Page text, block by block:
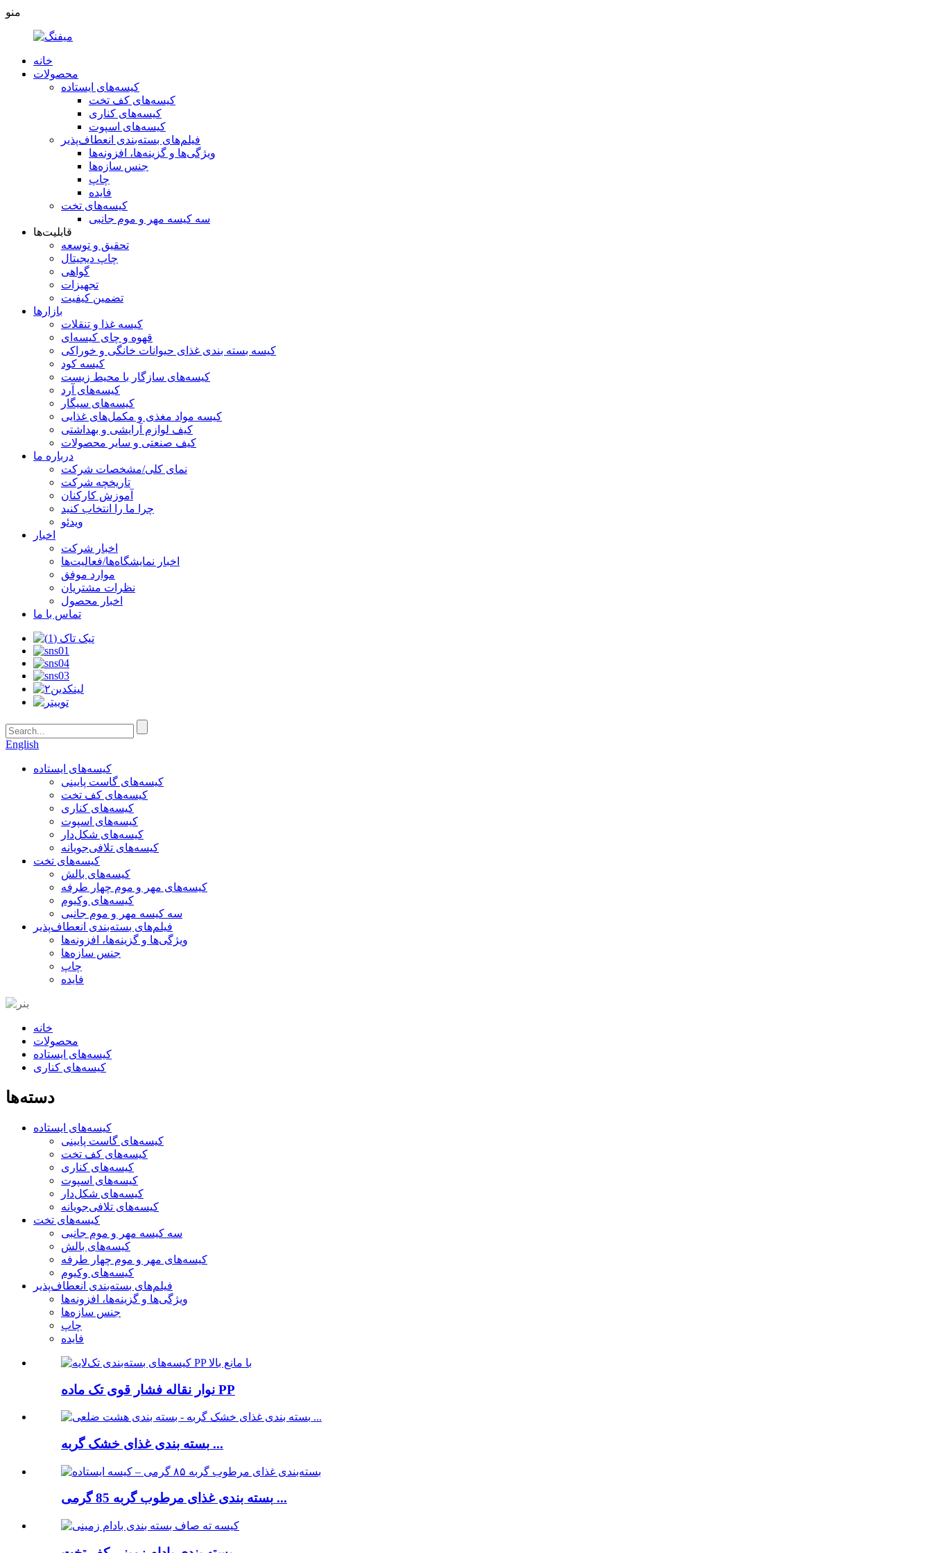
منو
خانه
محصولات
کیسه‌های ایستاده
کیسه‌های کف تخت
کیسه‌های کناری
کیسه‌های اسپوت
فیلم‌های بسته‌بندی انعطاف‌پذیر
ویژگی‌ها و گزینه‌ها، افزونه‌ها
جنس سازه‌ها
چاپ
فایده
کیسه‌های تخت
سه کیسه مهر و موم جانبی
قابلیت‌ها
تحقیق و توسعه
چاپ دیجیتال
گواهی
تجهیزات
تضمین کیفیت
بازارها
کیسه غذا و تنقلات
قهوه و چای کیسه‌ای
کیسه بسته بندی غذای حیوانات خانگی و خوراکی
کیسه کود
کیسه‌های سازگار با محیط زیست
کیسه‌های آرد
کیسه‌های سیگار
کیسه مواد مغذی و مکمل‌های غذایی
کیف لوازم آرایشی و بهداشتی
کیف صنعتی و سایر محصولات
درباره ما
نمای کلی/مشخصات شرکت
تاریخچه شرکت
آموزش کارکنان
چرا ما را انتخاب کنید
ویدئو
اخبار
اخبار شرکت
اخبار نمایشگاه‌ها/فعالیت‌ها
موارد موفق
نظرات مشتریان
اخبار محصول
تماس با ما
English
کیسه‌های ایستاده
کیسه‌های گاست پایینی
کیسه‌های کف تخت
کیسه‌های کناری
کیسه‌های اسپوت
کیسه‌های شکل‌دار
کیسه‌های تلافی‌جویانه
کیسه‌های تخت
کیسه‌های بالش
کیسه‌های مهر و موم چهار طرفه
کیسه‌های وکیوم
سه کیسه مهر و موم جانبی
فیلم‌های بسته‌بندی انعطاف‌پذیر
ویژگی‌ها و گزینه‌ها، افزونه‌ها
جنس سازه‌ها
چاپ
فایده
خانه
محصولات
کیسه‌های ایستاده
کیسه‌های کناری
دسته‌ها
کیسه‌های ایستاده
کیسه‌های گاست پایینی
کیسه‌های کف تخت
کیسه‌های کناری
کیسه‌های اسپوت
کیسه‌های شکل‌دار
کیسه‌های تلافی‌جویانه
کیسه‌های تخت
سه کیسه مهر و موم جانبی
کیسه‌های بالش
کیسه‌های مهر و موم چهار طرفه
کیسه‌های وکیوم
فیلم‌های بسته‌بندی انعطاف‌پذیر
ویژگی‌ها و گزینه‌ها، افزونه‌ها
جنس سازه‌ها
چاپ
فایده
نوار نقاله فشار قوی تک ماده PP
بسته بندی غذای خشک گربه ...
بسته بندی غذای مرطوب گربه 85 گرمی ...